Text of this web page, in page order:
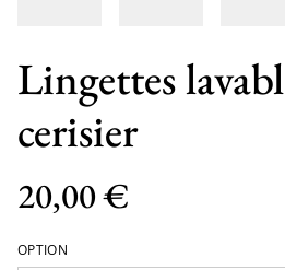
Lingettes
cerisier
20,00 €
OPTION